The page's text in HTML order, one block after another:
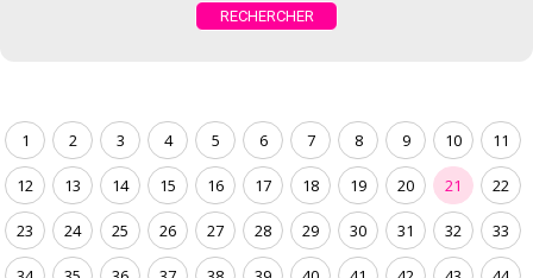
1 2 3 4 5 6 7 8 9 10 11
12 13 14 15 16 17 18 19 20 21 22
23 24 25 26 27 28 29 30 31 32 33